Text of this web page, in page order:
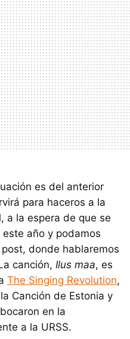
es del anterior
para haceros a la
a la espera de que se
año y podamos
donde hablaremos
canción, Ilus maa, es
The Singing Revolution,
Canción de Estonia y
en la
a la URSS.